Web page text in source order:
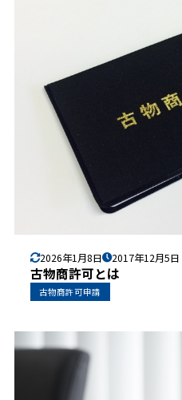
2026年1月8日 2017年12月5日
古物商許可とは
古物商許可申請